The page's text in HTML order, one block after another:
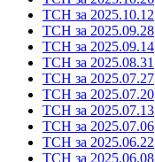
ТСН за 2025.10.12
ТСН за 2025.09.28
ТСН за 2025.09.14
ТСН за 2025.08.31
ТСН за 2025.07.27
ТСН за 2025.07.20
ТСН за 2025.07.13
ТСН за 2025.07.06
ТСН за 2025.06.22
ТСН за 2025.06.08